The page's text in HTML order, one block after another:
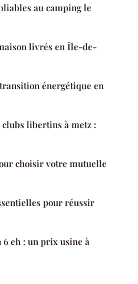
au camping le
livrés en Île-de-
énergétique en
libertins à metz :
choisir votre mutuelle
pour réussir
eh : un prix usine à